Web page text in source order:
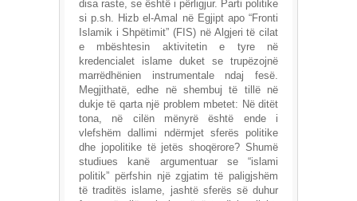
disa raste, se është i përligjur. Parti politike
si p.sh. Hizb el-Amal në Egjipt apo “Fronti
Islamik i Shpëtimit” (FIS) në Algjeri të cilat
e mbështesin aktivitetin e tyre në
kredencialet islame duket se trupëzojnë
marrëdhënien instrumentale ndaj fesë.
Megjithatë, edhe në shembuj të tillë në
dukje të qarta një problem mbetet: Në ditët
tona, në cilën mënyrë është ende i
vlefshëm dallimi ndërmjet sferës politike
dhe jopolitike të jetës shoqërore? Shumë
studiues kanë argumentuar se “islami
politik” përfshin një zgjatim të paligjshëm
të traditës islame, jashtë sferës së duhur